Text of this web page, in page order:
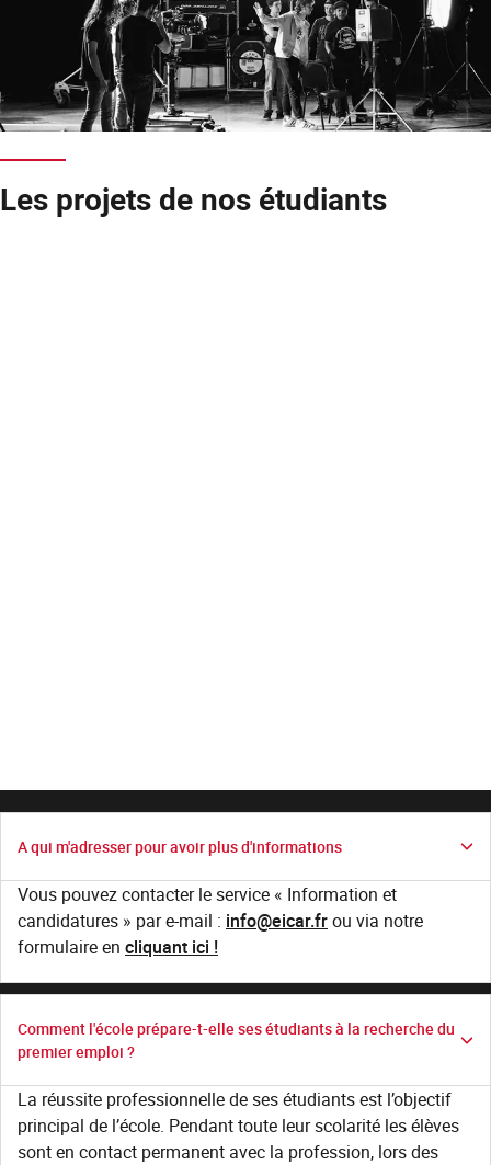
Les projets de nos étudiants
A qui m'adresser pour avoir plus d'informations
Vous pouvez contacter le service « Information et
candidatures » par e-mail : info@eicar.frou via notre
formulaire en cliquant ici !
Comment l'école prépare-t-elle ses étudiants à la recherche du
premier emploi ?
La réussite professionnelle de ses étudiants est l’objectif
principal de l’école. Pendant toute leur scolarité les élèves
sont en contact permanent avec la profession, lors des